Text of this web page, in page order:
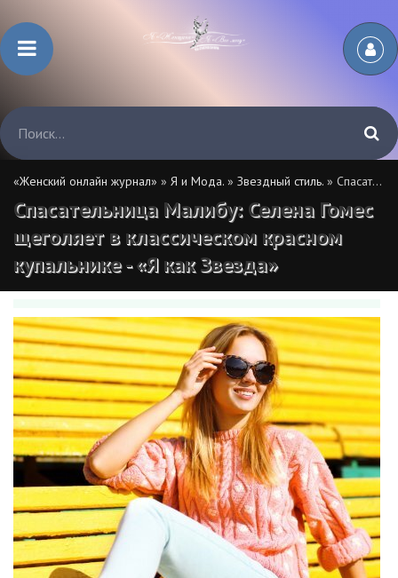
«Женский онлайн журнал» » Я и Мода. » Звездный стиль. » Спасательница Малибу: Селена Гомес щеголяет в классическом красном купальнике - «Я как Звезда»
Спасательница Малибу: Селена Гомес
щеголяет в классическом красном
купальнике - «Я как Звезда»